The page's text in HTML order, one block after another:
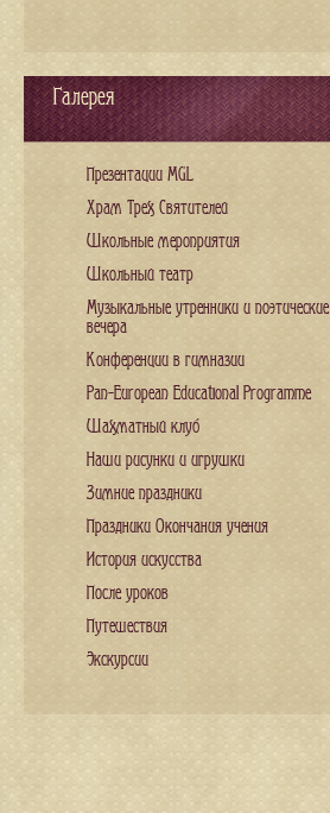
Галерея
Презентации MGL
Храм Трех Святителей
Школьные мероприятия
Школьный театр
Музыкальные утренники и поэтические
вечера
Конференции в гимназии
Pan-European Educational Programme
Шахматный клуб
Наши рисунки и игрушки
Зимние праздники
Праздники Окончания учения
История искусства
После уроков
Путешествия
Экскурсии